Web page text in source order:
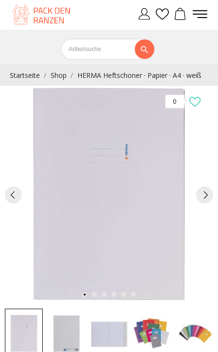
Startseite Shop HERMA Heftschoner · Papier · A4 · weiß
0